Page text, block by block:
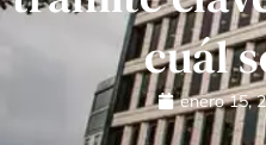
cuál
enero 15,